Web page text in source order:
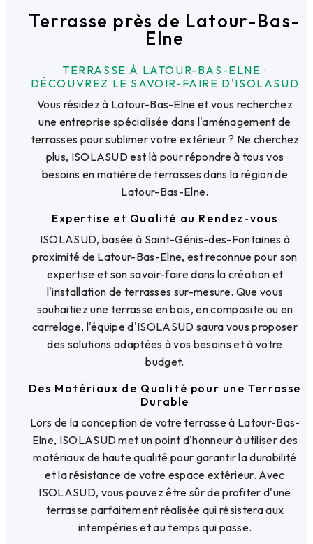
Terrasse près de Latour-Bas-
Elne
TERRASSE À LATOUR-BAS-ELNE :
DÉCOUVREZ LE SAVOIR-FAIRE D'ISOLASUD
Vous résidez à Latour-Bas-Elne et vous recherchez
une entreprise spécialisée dans l'aménagement de
terrasses pour sublimer votre extérieur ? Ne cherchez
plus, ISOLASUD est là pour répondre à tous vos
besoins en matière de terrasses dans la région de
Latour-Bas-Elne.
Expertise et Qualité au Rendez-vous
ISOLASUD, basée à Saint-Génis-des-Fontaines à
proximité de Latour-Bas-Elne, est reconnue pour son
expertise et son savoir-faire dans la création et
l'installation de terrasses sur-mesure. Que vous
souhaitiez une terrasse en bois, en composite ou en
carrelage, l'équipe d'ISOLASUD saura vous proposer
des solutions adaptées à vos besoins et à votre
budget.
Des Matériaux de Qualité pour une Terrasse
Durable
Lors de la conception de votre terrasse à Latour-Bas-
Elne, ISOLASUD met un point d'honneur à utiliser des
matériaux de haute qualité pour garantir la durabilité
et la résistance de votre espace extérieur. Avec
ISOLASUD, vous pouvez être sûr de profiter d'une
terrasse parfaitement réalisée qui résistera aux
intempéries et au temps qui passe.